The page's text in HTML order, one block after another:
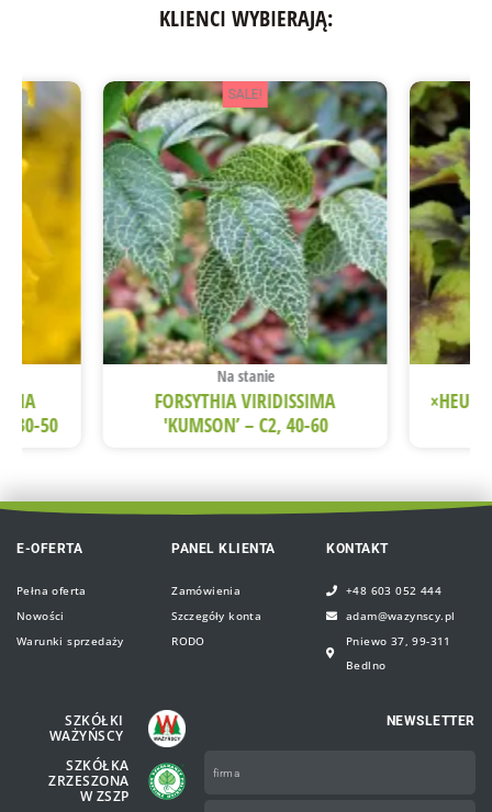
KLIENCI WYBIERAJĄ:
30-50
SALE!
Na stanie
FORSYTHIA VIRIDISSIMA
'KUMSON’ – C2, 40-60
E-OFERTA
Pełna oferta
Nowości
Warunki sprzedaży
PANEL KLIENTA
Zamówienia
Szczegóły konta
RODO
KONTAKT
+48 603 052 444
adam@wazynscy.pl
Pniewo 37, 99-311
Bedlno
SZKÓŁKI
WAŻYŃSCY
SZKÓŁKA
ZRZESZONA
W ZSZP
NEWSLETTER